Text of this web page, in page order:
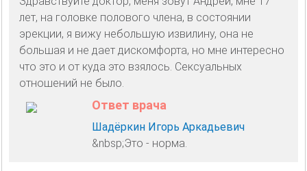
лет, на головке полового члена, в состоянии
эрекции, я вижу небольшую извилину, она не
большая и не дает дискомфорта, но мне интересно
что это и от куда это взялось. Сексуальных
отношений не было.
Ответ врача
Шадёркин Игорь Аркадьевич
&nbsp;Это - норма.